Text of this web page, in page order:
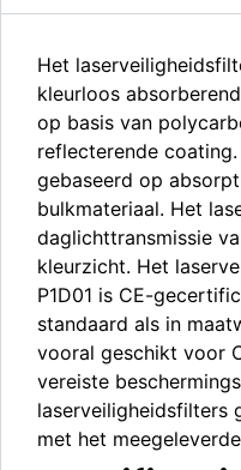
Het
kleurloos
op basis van
reflecterende
gebaseerd op
bulkmateriaal. Het
daglichttransmissie
kleurzicht. Het
P1D01 is CE-
standaard als in
vooral geschikt voor
vereiste
laserveiligheidsfilters
met het